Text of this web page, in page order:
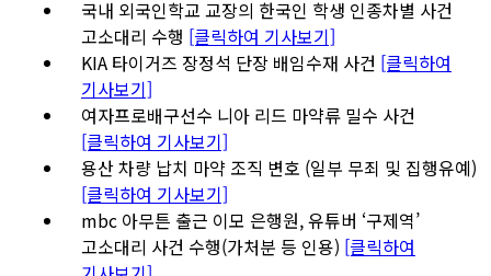
국내 외국인학교 교장의 한국인 학생 인종차별 사건
고소대리 수행 [클릭하여 기사보기]
KIA 타이거즈 장정석 단장 배임수재 사건 [클릭하여
기사보기]
여자프로배구선수 니아 리드 마약류 밀수 사건
[클릭하여 기사보기]
용산 차량 납치 마약 조직 변호 (일부 무죄 및 집행유예)
[클릭하여 기사보기]
mbc 아무튼 출근 이모 은행원, 유튜버 ‘구제역’
고소대리 사건 수행(가처분 등 인용) [클릭하여